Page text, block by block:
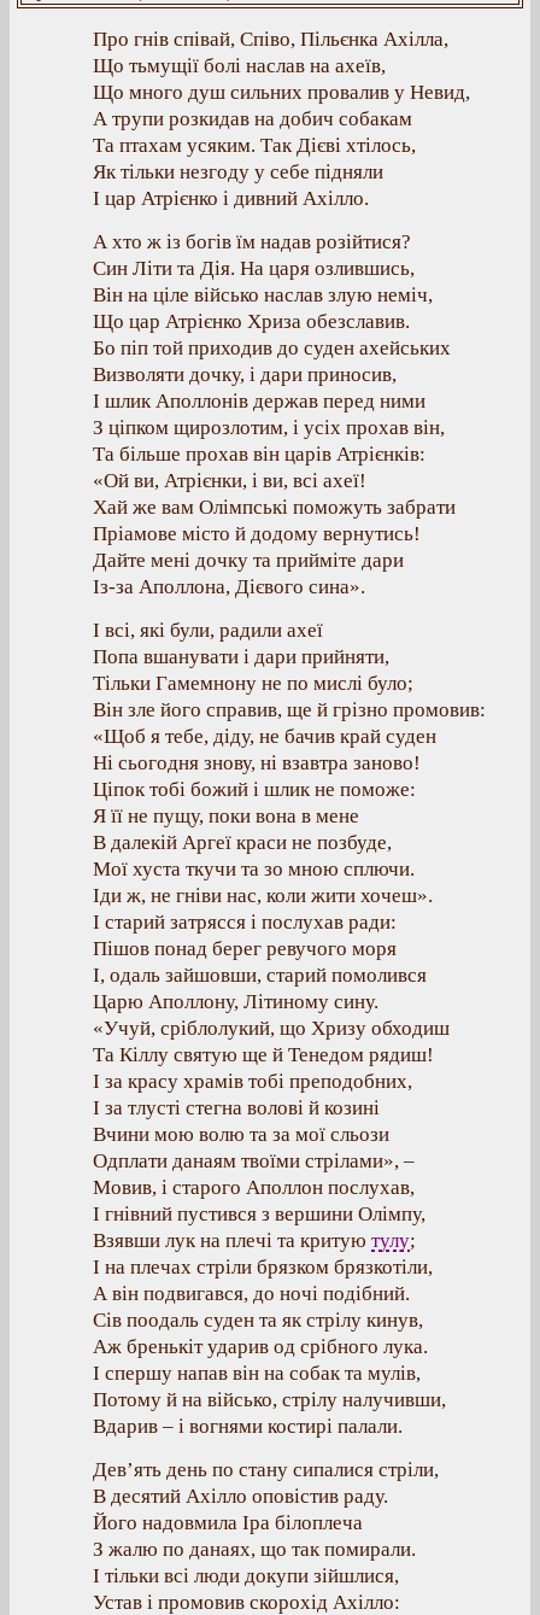
Про гнів співай, Співо, Пільєнка Ахілла,
Що тьмущії болі наслав на ахеїв,
Що много душ сильних провалив у Невид,
А трупи розкидав на добич собакам
Та птахам усяким. Так Дієві хтілось,
Як тільки незгоду у себе підняли
І цар Атрієнко і дивний Ахілло.
А хто ж із богів їм надав розійтися?
Син Літи та Дія. На царя озлившись,
Він на ціле військо наслав злую неміч,
Що цар Атрієнко Хриза обезславив.
Бо піп той приходив до суден ахейських
Визволяти дочку, і дари приносив,
І шлик Аполлонів держав перед ними
З ціпком щирозлотим, і усіх прохав він,
Та більше прохав він царів Атрієнків:
«Ой ви, Атрієнки, і ви, всі ахеї!
Хай же вам Олімпські поможуть забрати
Пріамове місто й додому вернутись!
Дайте мені дочку та прийміте дари
Із-за Аполлона, Дієвого сина».
І всі, які були, радили ахеї
Попа вшанувати і дари прийняти,
Тільки Гамемнону не по мислі було;
Він зле його справив, ще й грізно промовив:
«Щоб я тебе, діду, не бачив край суден
Ні сьогодня знову, ні взавтра заново!
Ціпок тобі божий і шлик не поможе:
Я її не пущу, поки вона в мене
В далекій Аргеї краси не позбуде,
Мої хуста ткучи та зо мною сплючи.
Іди ж, не гніви нас, коли жити хочеш».
І старий затрясся і послухав ради:
Пішов понад берег ревучого моря
І, одаль зайшовши, старий помолився
Царю Аполлону, Літиному сину.
«Учуй, сріблолукий, що Хризу обходиш
Та Кіллу святую ще й Тенедом рядиш!
І за красу храмів тобі преподобних,
І за тлусті стегна волові й козині
Вчини мою волю та за мої сльози
Одплати данаям твоїми стрілами», –
Мовив, і старого Аполлон послухав,
І гнівний пустився з вершини Олімпу,
Взявши лук на плечі та критую тулу;
I на плечах стріли брязком брязкотіли,
А він подвигався, до ночі подібний.
Сів поодаль суден та як стрілу кинув,
Аж бренькіт ударив од срібного лука.
І спершу напав він на собак та мулів,
Потому й на військо, стрілу налучивши,
Вдарив – і вогнями костирі палали.
Дев’ять день по стану сипалися стріли,
В десятий Ахілло оповістив раду.
Його надовмила Іра білоплеча
З жалю по данаях, що так помирали.
І тільки всі люди докупи зійшлися,
Устав і промовив скорохід Ахілло: